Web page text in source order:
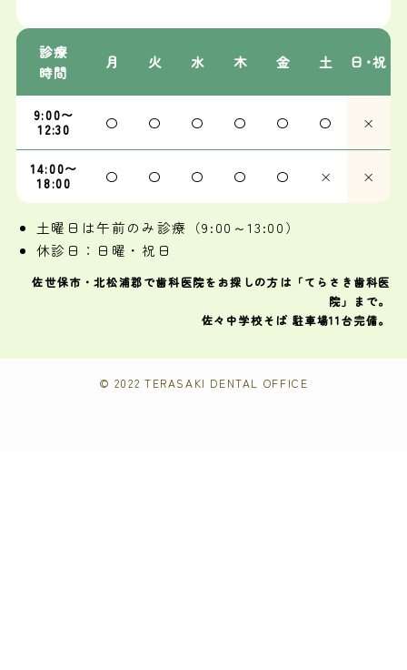
診療
時間
月 火 水 木 金 土 日･祝
9:00〜
12:30
〇 〇 〇 〇 〇 〇 ×
14:00〜
18:00
〇 〇 〇 〇 〇 × ×
土曜日は午前のみ診療（9:00～13:00）
休診日：日曜・祝日
佐世保市・北松浦郡で歯科医院をお探しの方は「てらさき歯科医
院」まで。
佐々中学校そば 駐車場11台完備。
© 2022 TERASAKI DENTAL OFFICE